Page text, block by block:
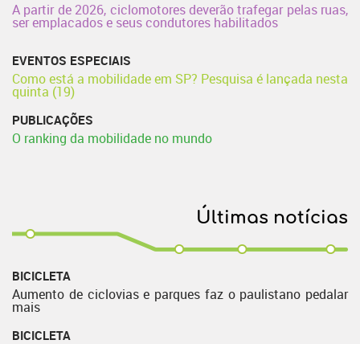
A partir de 2026, ciclomotores deverão trafegar pelas ruas,
ser emplacados e seus condutores habilitados
EVENTOS ESPECIAIS
Como está a mobilidade em SP? Pesquisa é lançada nesta
quinta (19)
PUBLICAÇÕES
O ranking da mobilidade no mundo
Últimas notícias
BICICLETA
Aumento de ciclovias e parques faz o paulistano pedalar
mais
BICICLETA